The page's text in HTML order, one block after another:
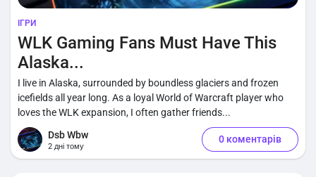
ІГРИ
WLK Gaming Fans Must Have This
Alaska...
I live in Alaska, surrounded by boundless glaciers and frozen
icefields all year long. As a loyal World of Warcraft player who
loves the WLK expansion, I often gather friends...
Dsb Wbw
2 дні тому
0 коментарів